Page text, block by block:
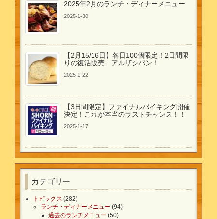
2025年2月のランチ・ディナーメニュー
2025-1-30
【2月15/16日】各日100個限定！2日間限
りの復活販売！アルザシパン！
2025-1-22
【3日間限定】ファイナルバイキング開催
決定！これが本当のラストチャンス！！
2025-1-17
カテゴリー
トピックス (282)
ランチ・ディナーメニュー (94)
過去のランチメニュー (50)